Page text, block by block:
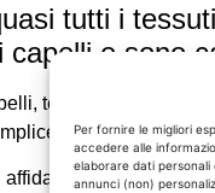
Per fornire le migliori
accedere alle
elaborare dati
annunci (non)
tutti i
e sono
tenuto da
controllo può
a chi è in